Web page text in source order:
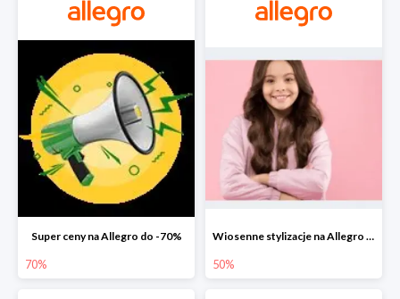
Super ceny na Allegro do -70%
70%
Wiosenne stylizacje na Allegro do -50%
50%